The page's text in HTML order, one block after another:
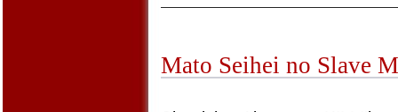
Mato Seihei no Slave